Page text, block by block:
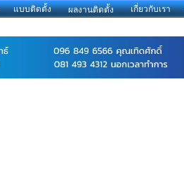
แบบติดตั้ง ผลงานติดตั้ง เกี่ยวกับเรา